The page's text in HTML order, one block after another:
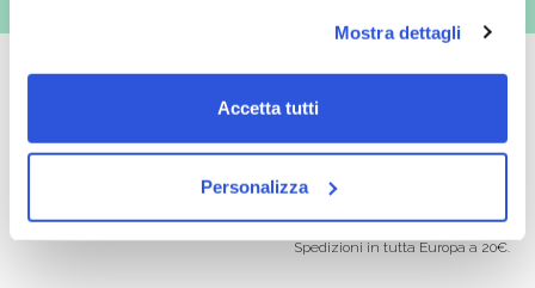
Mostra dettagli
Accetta tutti
Personalizza
Oltre 50.000 prodotti
per soddisfare tutte le esigenze.
Spedizione gratuita
la spedizione la regaliamo noi.
Spedizioni in tutta Europa a 20€.